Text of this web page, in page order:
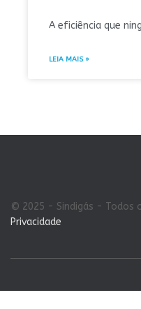
A eficiência que
LEIA MAIS »
© 2025 - Sindigás - Todos
Privacidade